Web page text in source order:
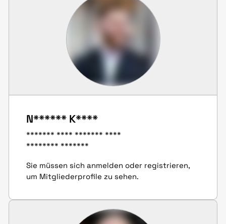
N****** K****
******* **** ******* ****
******** *******
Sie müssen sich anmelden oder registrieren,
um Mitgliederprofile zu sehen.